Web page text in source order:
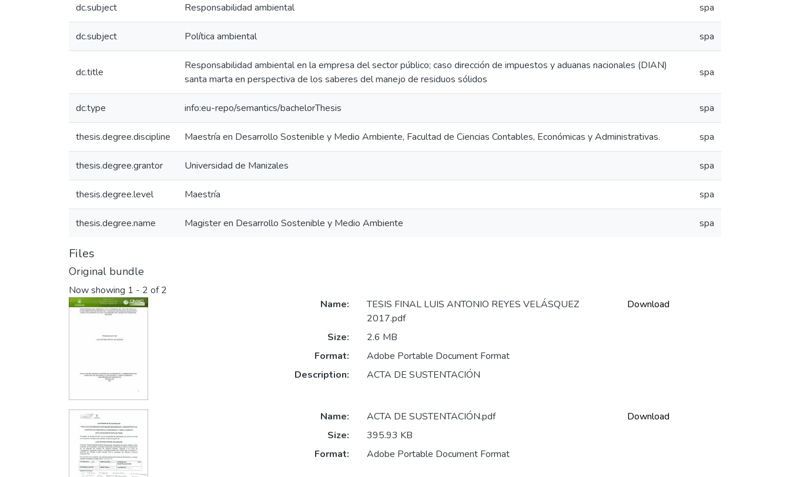
dc.subject Responsabilidad ambiental spa
dc.subject Política ambiental spa
dc.title
Responsabilidad ambiental en la empresa del sector público; caso dirección de impuestos y aduanas nacionales (DIAN)
santa marta en perspectiva de los saberes del manejo de residuos sólidos
spa
dc.type info:eu-repo/semantics/bachelorThesis spa
thesis.degree.discipline Maestría en Desarrollo Sostenible y Medio Ambiente, Facultad de Ciencias Contables, Económicas y Administrativas. spa
thesis.degree.grantor Universidad de Manizales spa
thesis.degree.level Maestría spa
thesis.degree.name Magister en Desarrollo Sostenible y Medio Ambiente spa
Files
Original bundle
Now showing 1 - 2 of 2
Name:
TESIS FINAL LUIS ANTONIO REYES VELÁSQUEZ
2017.pdf
Size:
2.6 MB
Format:
Adobe Portable Document Format
Description:
ACTA DE SUSTENTACIÓN
Download
Name:
ACTA DE SUSTENTACIÓN.pdf
Size:
395.93 KB
Format:
Adobe Portable Document Format
Download